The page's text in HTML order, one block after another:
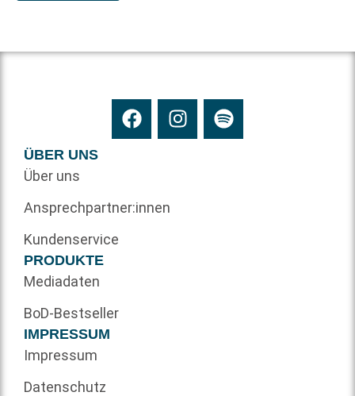
ÜBER UNS
Über uns
Ansprechpartner:innen
Kundenservice
PRODUKTE
Mediadaten
BoD-Bestseller
IMPRESSUM
Impressum
Datenschutz